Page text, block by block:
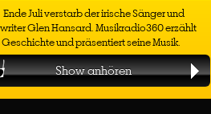
Ende Juli verstarb der irische Sänger und
Glen Hansard. Musikradio360 erzählt
und präsentiert seine Musik.
Show anhören